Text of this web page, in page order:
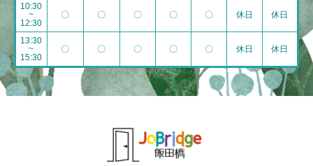
10:30
~
12:30
〇 〇 〇 〇 〇 休日 休日
13:30
~
15:30
〇 〇 〇 〇 〇 休日 休日